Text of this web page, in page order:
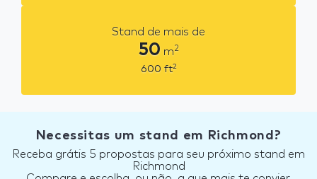
Stand de mais de
50 m2
600 ft2
Necessitas um stand em Richmond?
Receba grátis 5 propostas para seu próximo stand em
Richmond